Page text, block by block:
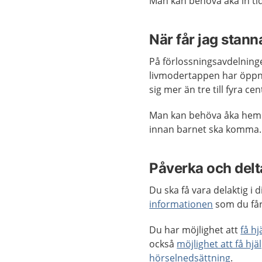
När får jag
På
livmodertappen har
sig mer än tre till fyra
Man kan behöva åka
innan barnet ska
Påverka och
Du ska få vara delaktig i
informationen som du
Du har möjlighet attfå
också möjlighet att få
hörselnedsättning.